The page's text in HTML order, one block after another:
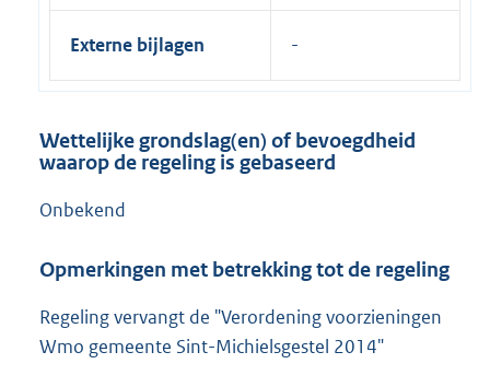
Externe bijlagen
Wettelijke grondslag(en) of bevoegdheid
waarop de regeling is gebaseerd
Onbekend
Opmerkingen met betrekking tot de regeling
Regeling vervangt de "Verordening voorzieningen
Wmo gemeente Sint-Michielsgestel 2014"